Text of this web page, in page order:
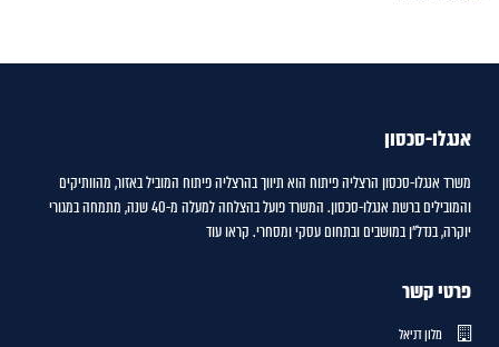
אנגלו-סכסון
משרד אנגלו-סכסון הרצליה פיתוח הוא תיווך בהרצליה פיתוח המוביל באזור, מהוותיקים
והמובילים ברשת אנגלו-סכסון. המשרד פועל בהצלחה למעלה מ-40 שנה, מתמחה במגורי
יוקרה, בנדל"ן במושבים ובתחום עסקי ומסחרי. קראו עוד
פרטי קשר
מלון דניאל